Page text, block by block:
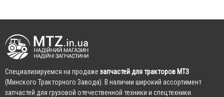
Cпециализируемся на продаже запчастей для тракторов МТЗ
(Минского Тракторного Завода). В наличии широкий ассортимент
запчастей для грузовой отечественной техники и спецтехники.